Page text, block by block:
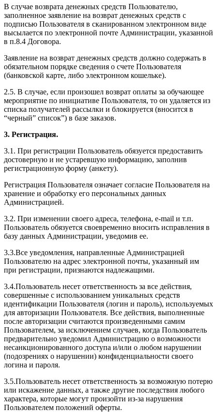
В случае возврата денежных средств Пользователю,
заполненное заявление на возврат денежных средств с
подписью Пользователя в сканированном электронном виде
высылается по электронной почте Администрации, указанной
в п.8.4 Договора.
Заявление на возврат денежных средств должно содержать в
обязательном порядке сведения о счете Пользователя
(банковской карте, либо электронном кошельке).
2.5. В случае, если произошел возврат оплаты за обучающее
мероприятие по инициативе Пользователя, то он удаляется из
списка получателей рассылки и блокируется (вносится в
“черный” список”) в базе заказов.
3. Регистрация.
3.1. При регистрации Пользователь обязуется предоставить
достоверную и не устаревшую информацию, заполнив
регистрационную форму (анкету).
Регистрация Пользователя означает согласие Пользователя на
хранение и обработку его персональных данных
Администрацией.
3.2. При изменении своего адреса, телефона, e-mail и т.п.
Пользователь обязуется своевременно вносить исправления в
базу данных Администрации, уведомив ее.
3.3.Все уведомления, направленные Администрацией
Пользователю на адрес электронной почты, указанный им
при регистрации, признаются надлежащими.
3.4.Пользователь несет ответственность за все действия,
совершенные с использованием уникальных средств
идентификации Пользователя (логин и пароль), используемых
для авторизации Пользователя. Все действия, выполненные
после авторизации считаются произведенными самим
Пользователем, за исключением случаев, когда Пользователь
предварительно уведомил Администрацию о возможности
несанкционированного доступа и/или о любом нарушении
(подозрениях о нарушении) конфиденциальности своего
логина и пароля.
3.5.Пользователь несет ответственность за возможную потерю
или искажение данных, а также другие последствия любого
характера, которые могут произойти из-за нарушения
Пользователем положений оферты.